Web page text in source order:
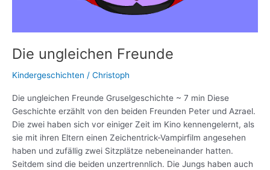
Die ungleichen Freunde
Kindergeschichten / Christoph
Die ungleichen Freunde Gruselgeschichte ~ 7 min Diese
Geschichte erzählt von den beiden Freunden Peter und Azrael.
Die zwei haben sich vor einiger Zeit im Kino kennengelernt, als
sie mit ihren Eltern einen Zeichentrick-Vampirfilm angesehen
haben und zufällig zwei Sitzplätze nebeneinander hatten.
Seitdem sind die beiden unzertrennlich. Die Jungs haben auch